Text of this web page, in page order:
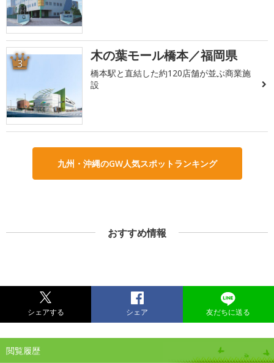
3 木の葉モール橋本／福岡県
橋本駅と直結した約120店舗が並ぶ商業施
設
九州・沖縄のGW人気スポットランキング
おすすめ情報
シェアする シェア 友だちに送る
閲覧履歴